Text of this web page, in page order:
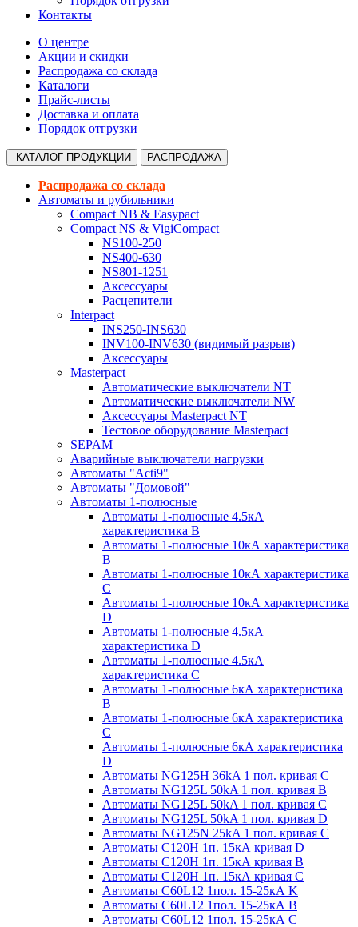
Контакты
О центре
Акции и скидки
Распродажа со склада
Каталоги
Прайс-листы
Доставка и оплата
Порядок отгрузки
КАТАЛОГ ПРОДУКЦИИ РАСПРОДАЖА
Распродажа со склада
Автоматы и рубильники
Compact NB & Easypact
Compact NS & VigiCompact
NS100-250
NS400-630
NS801-1251
Аксессуары
Расцепители
Interpact
INS250-INS630
INV100-INV630 (видимый разрыв)
Аксессуары
Masterpact
Автоматические выключатели NT
Автоматические выключатели NW
Аксессуары Masterpact NT
Тестовое оборудование Masterpact
SEPAM
Аварийные выключатели нагрузки
Автоматы "Acti9"
Автоматы "Домовой"
Автоматы 1-полюсные
Автоматы 1-полюсные 4.5кА
характеристика В
Автоматы 1-полюсные 10кА характеристика
B
Автоматы 1-полюсные 10кА характеристика
C
Автоматы 1-полюсные 10кА характеристика
D
Автоматы 1-полюсные 4.5кА
характеристика D
Автоматы 1-полюсные 4.5кА
характеристика С
Автоматы 1-полюсные 6кА характеристика
B
Автоматы 1-полюсные 6кА характеристика
C
Автоматы 1-полюсные 6кА характеристика
D
Автоматы NG125H 36kA 1 пол. кривая C
Автоматы NG125L 50kA 1 пол. кривая B
Автоматы NG125L 50kA 1 пол. кривая C
Автоматы NG125L 50kA 1 пол. кривая D
Автоматы NG125N 25kA 1 пол. кривая C
Автоматы С120H 1п. 15кА кривая D
Автоматы С120H 1п. 15кА кривая В
Автоматы С120H 1п. 15кА кривая С
Автоматы С60L12 1пол. 15-25кА K
Автоматы С60L12 1пол. 15-25кА В
Автоматы С60L12 1пол. 15-25кА С